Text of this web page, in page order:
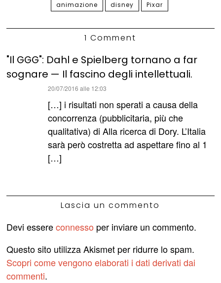
animazione
disney Pixar
1 Comment
"Il GGG": Dahl e Spielberg tornano a far
sognare — Il fascino degli intellettuali.
20/07/2016 alle 12:03
[…] i risultati non sperati a causa della
concorrenza (pubblicitaria, più che
qualitativa) di Alla ricerca di Dory. L’Italia
sarà però costretta ad aspettare fino al 1
[…]
Lascia un commento
Devi essereconnesso per inviare un commento.
Questo sito utilizza Akismet per ridurre lo spam.
Scopri come vengono elaborati i dati derivati dai
commenti.